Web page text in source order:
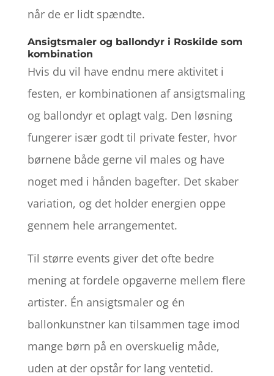
når de er lidt spændte.
Ansigtsmaler og ballondyr i Roskilde som
kombination
Hvis du vil have endnu mere aktivitet i
festen, er kombinationen af ansigtsmaling
og ballondyr et oplagt valg. Den løsning
fungerer især godt til private fester, hvor
børnene både gerne vil males og have
noget med i hånden bagefter. Det skaber
variation, og det holder energien oppe
gennem hele arrangementet.
Til større events giver det ofte bedre
mening at fordele opgaverne mellem flere
artister. Én ansigtsmaler og én
ballonkunstner kan tilsammen tage imod
mange børn på en overskuelig måde,
uden at der opstår for lang ventetid.